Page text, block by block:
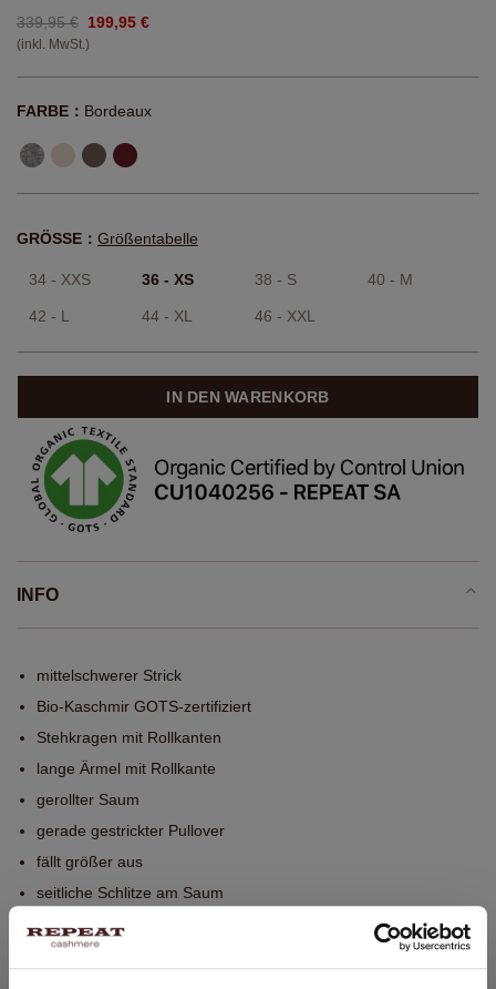
339,95 € 199,95 €
(inkl. MwSt.)
FARBE： Bordeaux
GRÖSSE： Größentabelle
34 - XXS 36 - XS 38 - S 40 - M
42 - L 44 - XL 46 - XXL
IN DEN WARENKORB
INFO
mittelschwerer Strick
Bio-Kaschmir GOTS-zertifiziert
Stehkragen mit Rollkanten
lange Ärmel mit Rollkante
gerollter Saum
gerade gestrickter Pullover
fällt größer aus
seitliche Schlitze am Saum
Handwäsche, chemische Reinigung möglich